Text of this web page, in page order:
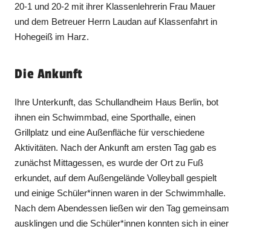
20-1 und 20-2 mit ihrer Klassenlehrerin Frau Mauer
und dem Betreuer Herrn Laudan auf Klassenfahrt in
Hohegeiß im Harz.
Die Ankunft
Ihre Unterkunft, das Schullandheim Haus Berlin, bot
ihnen ein Schwimmbad, eine Sporthalle, einen
Grillplatz und eine Außenfläche für verschiedene
Aktivitäten. Nach der Ankunft am ersten Tag gab es
zunächst Mittagessen, es wurde der Ort zu Fuß
erkundet, auf dem Außengelände Volleyball gespielt
und einige Schüler*innen waren in der Schwimmhalle.
Nach dem Abendessen ließen wir den Tag gemeinsam
ausklingen und die Schüler*innen konnten sich in einer